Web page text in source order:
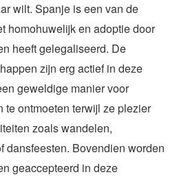
wilt. Spanje is een van de
homohuwelijk en adoptie door
heeft gelegaliseerd. De
zijn erg actief in deze
geweldige manier voor
te ontmoeten terwijl ze plezier
zoals wandelen,
dansfeesten. Bovendien worden
geaccepteerd in deze